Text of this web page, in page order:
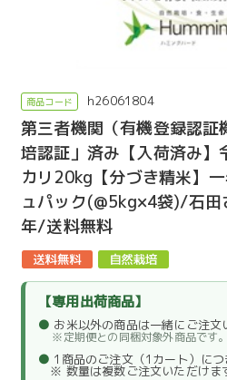
h26061804
第三者機関（有機登録認証
培認証」済み【入荷済み】
カリ20kg【分づき精米】
ュパック(@5kg×4袋)/石
年/送料無料
【専用出荷商品】
● お米以外の商品は一緒にご注文
※定期便との同梱対象外商品です。
● 1商品のご注文（1カート）につ
※ 数量は複数ご注文いただけま